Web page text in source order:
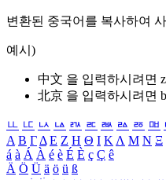
변환된 중국어를 복사하여
예시)
中文 을 입력하시려면
北京 을 입력하시려면
ㅥ ㅦ ㅧ ㅨ ㅩ ㅪ ㅫ ㅬ ㅭ ㅮ
Α Β ΓΔ Ε Ζ Η Θ Ι ΚΛ Μ Ν Ξ
á à Á À é è É È ç Ç ê
Ä Ö Ü ä ö ü ß